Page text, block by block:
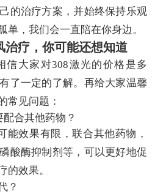
的治疗方案，并始终保持乐观
单，我们会一直陪在你身边。
治疗，你可能还想知道
信大家对308激光的价格是多
了一定的了解。再给大家温馨
常见问题：
合其他药物？
能效果有限，联合其他药物，
酸酶抑制剂等，可以更好地促
的效果。
？